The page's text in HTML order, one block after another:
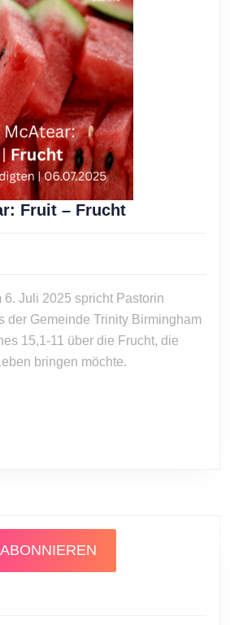
Fruit – FruchtTracee
6. Juli 2025 spricht Pastorin
der Gemeinde Trinity Birmingham
15,1-11 über die Frucht, die
bringen möchte.
ABONNIEREN